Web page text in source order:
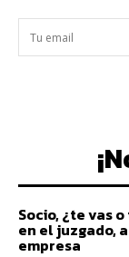
Socio, ¿te vas
en el juzgado,
empresa